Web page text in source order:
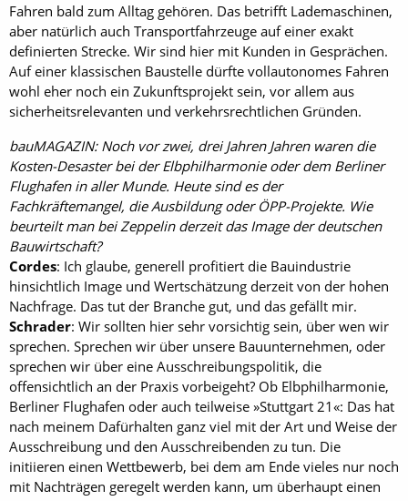
Fahren bald zum Alltag gehören. Das betrifft Lademaschinen,
aber natürlich auch Transportfahrzeuge auf einer exakt
definierten Strecke. Wir sind hier mit Kunden in Gesprächen.
Auf einer klassischen Baustelle dürfte vollautonomes Fahren
wohl eher noch ein Zukunftsprojekt sein, vor allem aus
sicherheitsrelevanten und verkehrsrechtlichen Gründen.
bauMAGAZIN: Noch vor zwei, drei Jahren Jahren waren die
Kosten-Desaster bei der Elbphilharmonie oder dem Berliner
Flughafen in aller Munde. Heute sind es der
Fachkräftemangel, die Ausbildung oder ÖPP-Projekte. Wie
beurteilt man bei Zeppelin derzeit das Image der deutschen
Bauwirtschaft?
Cordes: Ich glaube, generell profitiert die Bauindustrie
hinsichtlich Image und Wertschätzung derzeit von der hohen
Nachfrage. Das tut der Branche gut, und das gefällt mir.
Schrader: Wir sollten hier sehr vorsichtig sein, über wen wir
sprechen. Sprechen wir über unsere Bauunternehmen, oder
sprechen wir über eine Ausschreibungspolitik, die
offensichtlich an der Praxis vorbeigeht? Ob Elbphilharmonie,
Berliner Flughafen oder auch teilweise »Stuttgart 21«: Das hat
nach meinem Dafürhalten ganz viel mit der Art und Weise der
Ausschreibung und den Ausschreibenden zu tun. Die
initiieren einen Wettbewerb, bei dem am Ende vieles nur noch
mit Nachträgen geregelt werden kann, um überhaupt einen